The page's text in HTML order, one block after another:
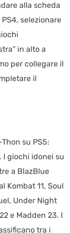
alla scheda
selezionare
in alto a
per collegare il
il
su PS5:
I giochi idonei su
a BlazBlue
Kombat 11, Soul
Under Night
e Madden 23. I
tra i